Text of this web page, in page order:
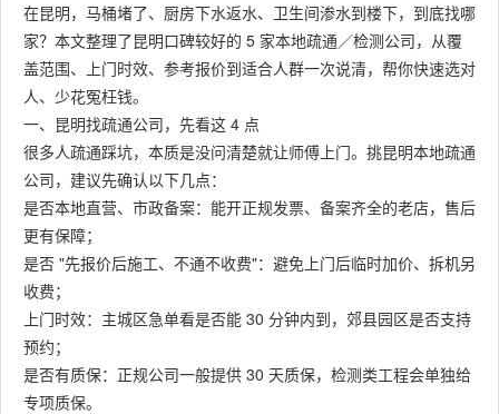
在昆明，马桶堵了、厨房下水返水、卫生间渗水到楼下，到底找哪
家？本文整理了昆明口碑较好的 5 家本地疏通／检测公司，从覆
盖范围、上门时效、参考报价到适合人群一次说清，帮你快速选对
人、少花冤枉钱。
一、昆明找疏通公司，先看这 4 点
很多人疏通踩坑，本质是没问清楚就让师傅上门。挑昆明本地疏通
公司，建议先确认以下几点：
是否本地直营、市政备案：能开正规发票、备案齐全的老店，售后
更有保障；
是否 "先报价后施工、不通不收费"：避免上门后临时加价、拆机另
收费；
上门时效：主城区急单看是否能 30 分钟内到，郊县园区是否支持
预约；
是否有质保：正规公司一般提供 30 天质保，检测类工程会单独给
专项质保。